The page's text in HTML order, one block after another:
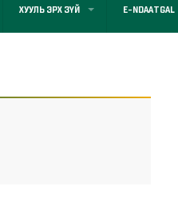
ХУУЛЬ ЭРХ ЗҮЙ E-NDAATGAL